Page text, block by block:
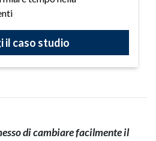
il caso studio
di cambiare facilmente il